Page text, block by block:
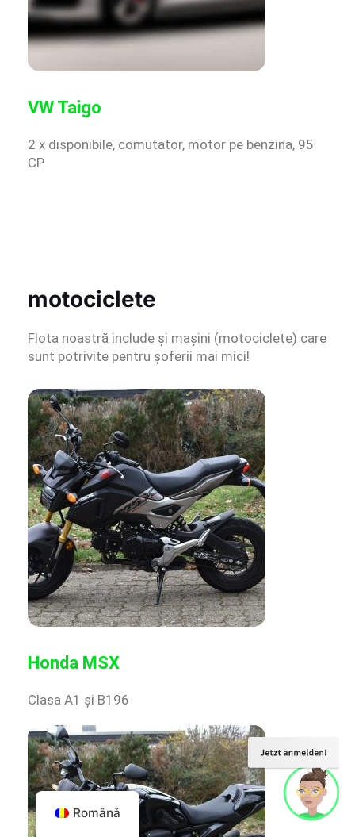
VW Taigo
2 x disponibile, comutator, motor pe benzina, 95
CP
motociclete
Flota noastră include și mașini (motociclete) care
sunt potrivite pentru șoferii mai mici!
Honda MSX
Clasa A1 și B196
Română